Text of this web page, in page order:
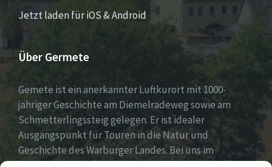
Jetzt laden für iOS & Android
Über Germete
Gemete ist ein anerkannter Luftkurort mit 1000-
jähriger Geschichte am Diemelradeweg sowie am
Schmetterlingssteig gelegen. Er ist idealer
Ausgangspunkt für Touren in die Natur und
Geschichte des Warburger Landes. Bei uns im